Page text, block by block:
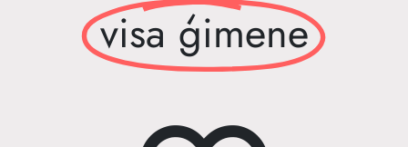
visa ģimene